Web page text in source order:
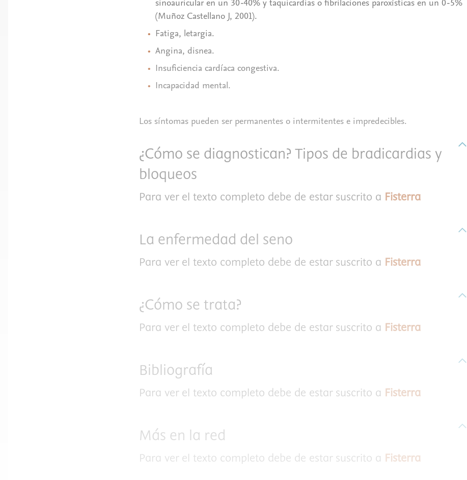
sinoauricular en un 30-40% y taquicardias o fibrilaciones paroxísticas en un 0-5%
(Muñoz Castellano J, 2001).
Fatiga, letargia.
Angina, disnea.
Insuficiencia cardíaca congestiva.
Incapacidad mental.
Los síntomas pueden ser permanentes o intermitentes e impredecibles.
¿Cómo se diagnostican? Tipos de bradicardias y
bloqueos
Para ver el texto completo debe de estar suscrito a Fisterra
La enfermedad del seno
Para ver el texto completo debe de estar suscrito a Fisterra
¿Cómo se trata?
Para ver el texto completo debe de estar suscrito a Fisterra
Bibliografía
Para ver el texto completo debe de estar suscrito a Fisterra
Más en la red
Para ver el texto completo debe de estar suscrito a Fisterra